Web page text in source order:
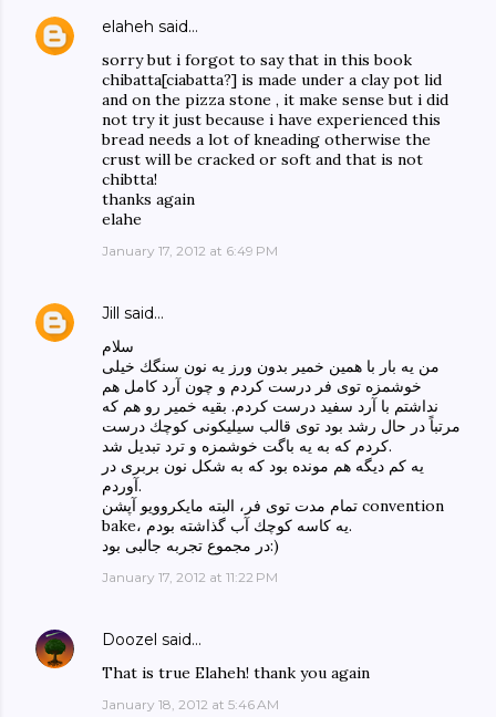
elaheh said…
sorry but i forgot to say that in this book
chibatta[ciabatta?] is made under a clay pot lid
and on the pizza stone , it make sense but i did
not try it just because i have experienced this
bread needs a lot of kneading otherwise the
crust will be cracked or soft and that is not
chibtta!
thanks again
elahe
January 17, 2012 at 6:49 PM
Jill said…
سلام
من يه بار با همين خمير بدون ورز يه نون سنگك خيلى
خوشمزه توى فر درست كردم و چون آرد كامل هم
نداشتم با آرد سفيد درست كردم. بقيه خمير رو هم كه
مرتباً در حال رشد بود توى قالب سيليكونى كوچك درست
كردم كه به يه باگت خوشمزه و ترد تبديل شد.
يه كم ديگه هم مونده بود كه به شكل نون بربرى در
آوردم.
تمام مدت توى فر، البته مايكروويو آپشن convention
bake، يه كاسه كوچك آب گذاشته بودم.
در مجموع تجربه جالبى بود:)
January 17, 2012 at 11:22 PM
Doozel said…
That is true Elaheh! thank you again
January 18, 2012 at 5:46 AM